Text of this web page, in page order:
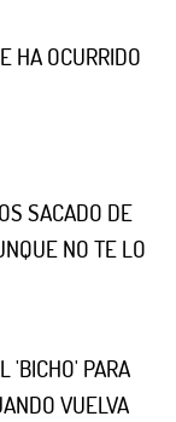
HA OCURRIDO
SACADO DE
NO TE LO
'BICHO' PARA
VUELVA